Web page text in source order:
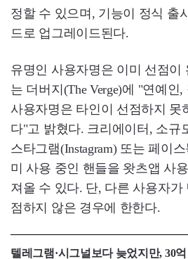
정할 수 있으며, 기능이 정식 출
드로 업그레이드된다.
유명인 사용자명은 이미 선점이
는 더버지(The Verge)에 "연예인
사용자명은 타인이 선점하지 못
다"고 밝혔다. 크리에이터, 소규
스타그램(Instagram) 또는 페이스
미 사용 중인 핸들을 왓츠앱 사
져올 수 있다. 단, 다른 사용자가
점하지 않은 경우에 한한다.
텔레그램·시그널보다 늦었지만, 30